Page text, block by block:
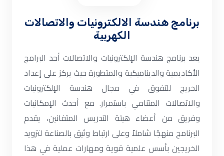
برنامج هندسة الالكترونيات والاتصالات
الكهربية
يعد برنامج هندسة الإلكترونيات والاتصالات أحد البرامج
الأكاديمية والديناميكية والمتطورة حيث يركز على إعداد
الخريج للتفوق في مجال هندسة الإلكترونيات
والاتصالات المتنامي باستمرار. مع أحدث الإمكانيات
وفريق من أعضاء هيئة التدريس المتفانين، يقدم
البرنامج منهجًا شاملاً وعلى ارتباط وثيق بالصناعة لتزويد
الخريجين بأسس علمية قوية ومهارات عملية في هذا